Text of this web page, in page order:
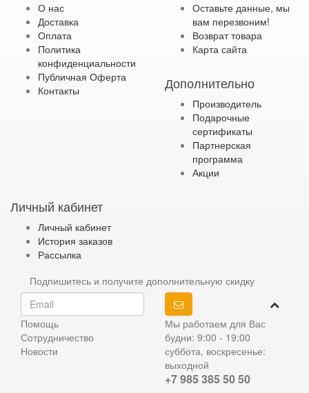
О нас
Доставка
Оплата
Политика
конфиденциальности
Публичная Оферта
Контакты
Оставьте данные, мы
вам перезвоним!
Возврат товара
Карта сайта
Дополнительно
Производитель
Подарочные
сертификаты
Партнерская
программа
Акции
Личный кабинет
Личный кабинет
История заказов
Рассылка
Подпишитесь и получите дополнительную скидку
Помощь
Сотрудничество
Новости
Мы работаем для Вас
будни: 9:00 - 19:00
суббота, воскресенье:
выходной
+7 985 385 50 50